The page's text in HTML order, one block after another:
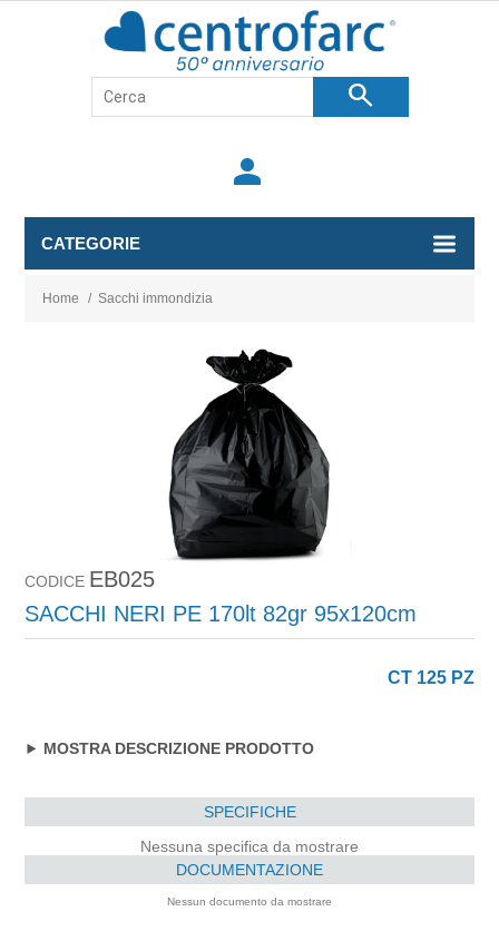
search
person
CATEGORIE
Home / Sacchi immondizia
CODICE EB025
SACCHI NERI PE 170lt 82gr 95x120cm
CT 125 PZ
MOSTRA DESCRIZIONE PRODOTTO
SPECIFICHE
Nessuna specifica da mostrare
DOCUMENTAZIONE
Nessun documento da mostrare